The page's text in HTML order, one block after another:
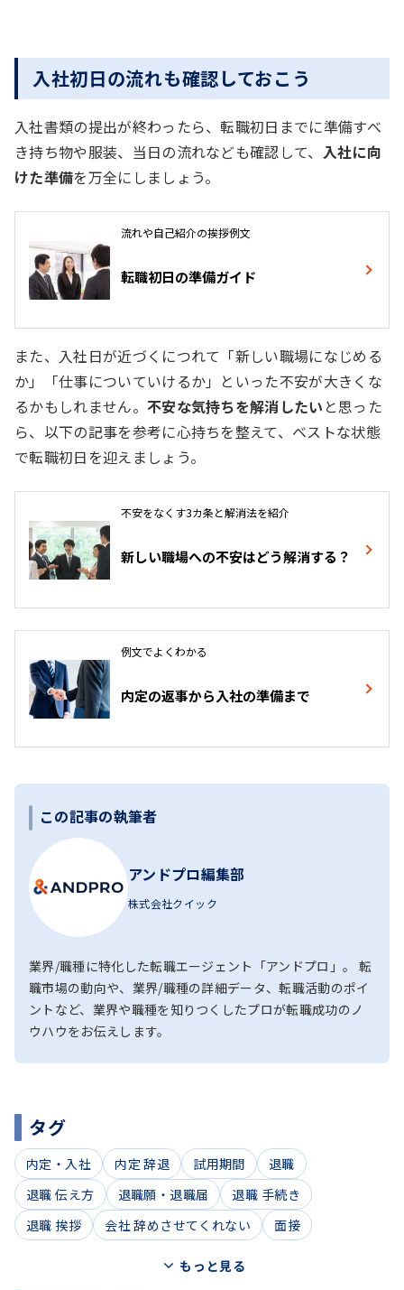
入社初日の流れも確認しておこう
入社書類の提出が終わったら、転職初日までに準備すべ
き持ち物や服装、当日の流れなども確認して、 入社に向
けた準備を万全にしましょう。
流れや自己紹介の挨拶例文
転職初日の準備ガイド
また、入社日が近づくにつれて「新しい職場になじめる
か」「仕事についていけるか」といった不安が大きくな
るかもしれません。 不安な気持ちを解消したい と思った
ら、以下の記事を参考に心持ちを整えて、ベストな状態
で転職初日を迎えましょう。
不安をなくす3カ条と解消法を紹介
新しい職場への不安はどう解消する？
例文でよくわかる
内定の返事から入社の準備まで
この記事の執筆者
アンドプロ編集部
株式会社クイック
業界/職種に特化した転職エージェント「アンドプロ」。 転
職市場の動向や、業界/職種の詳細データ、転職活動のポイ
ントなど、業界や職種を知りつくしたプロが転職成功のノ
ウハウをお伝えします。
タグ
内定・入社 内定 辞退 試用期間
退職
退職 伝え方
退職願・退職届
退職 手続き
退職 挨拶
会社 辞めさせてくれない 面接
もっと見る